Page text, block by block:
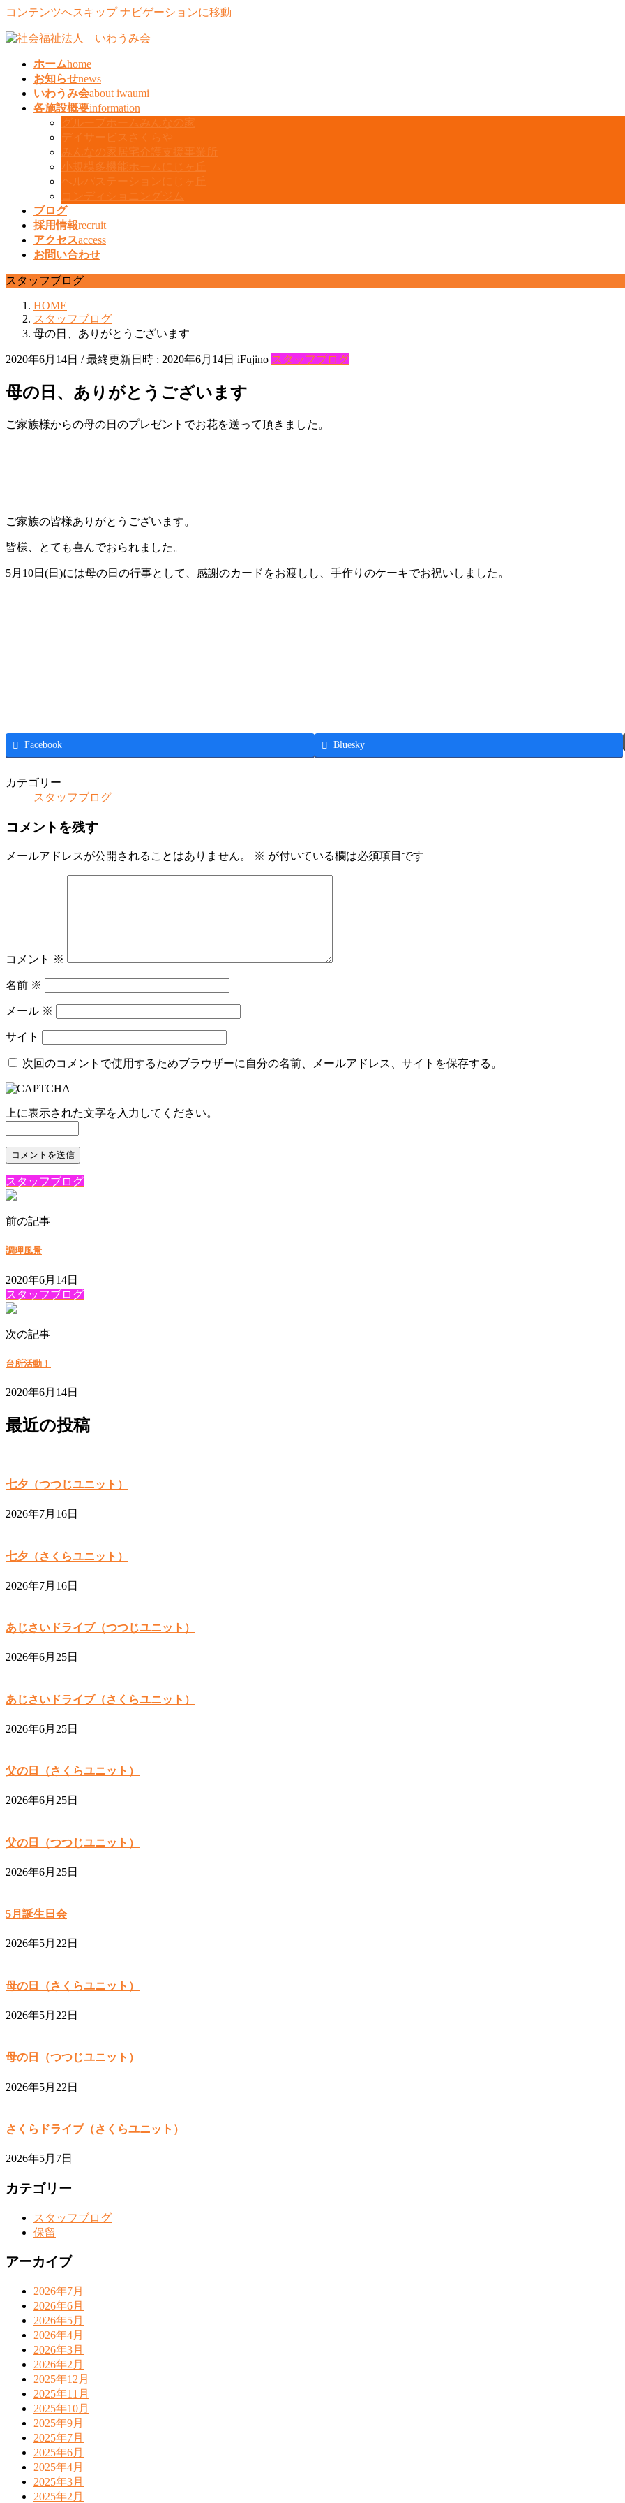
コンテンツへスキップ ナビゲーションに移動
ホームhome
お知らせnews
いわうみ会about iwaumi
各施設概要information
グループホームみんなの家
デイサービスさくらや
みんなの家居宅介護支援事業所
小規模多機能ホームにじヶ丘
ヘルパステーションにじヶ丘
コンディショニングジム
ブログ
採用情報recruit
アクセスaccess
お問い合わせ
スタッフブログ
HOME
スタッフブログ
母の日、ありがとうございます
2020年6月14日 / 最終更新日時 : 2020年6月14日 iFujino スタッフブログ
母の日、ありがとうございます
ご家族様からの母の日のプレゼントでお花を送って頂きました。
ご家族の皆様ありがとうございます。
皆様、とても喜んでおられました。
5月10日(日)には母の日の行事として、感謝のカードをお渡しし、手作りのケーキでお祝いしました。
Facebook Bluesky
カテゴリー
スタッフブログ
コメントを残す
メールアドレスが公開されることはありません。 ※ が付いている欄は必須項目です
コメント ※
名前 ※
メール ※
サイト
次回のコメントで使用するためブラウザーに自分の名前、メールアドレス、サイトを保存する。
上に表示された文字を入力してください。
スタッフブログ
前の記事
調理風景
2020年6月14日
スタッフブログ
次の記事
台所活動！
2020年6月14日
最近の投稿
七夕（つつじユニット）
2026年7月16日
七夕（さくらユニット）
2026年7月16日
あじさいドライブ（つつじユニット）
2026年6月25日
あじさいドライブ（さくらユニット）
2026年6月25日
父の日（さくらユニット）
2026年6月25日
父の日（つつじユニット）
2026年6月25日
5月誕生日会
2026年5月22日
母の日（さくらユニット）
2026年5月22日
母の日（つつじユニット）
2026年5月22日
さくらドライブ（さくらユニット）
2026年5月7日
カテゴリー
スタッフブログ
保留
アーカイブ
2026年7月
2026年6月
2026年5月
2026年4月
2026年3月
2026年2月
2025年12月
2025年11月
2025年10月
2025年9月
2025年7月
2025年6月
2025年4月
2025年3月
2025年2月